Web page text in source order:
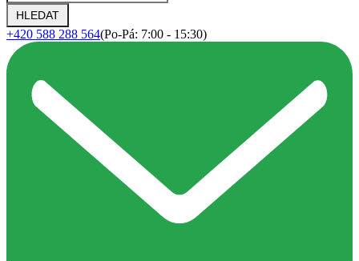
+420 588 288 564(Po-Pá: 7:00 - 15:30)